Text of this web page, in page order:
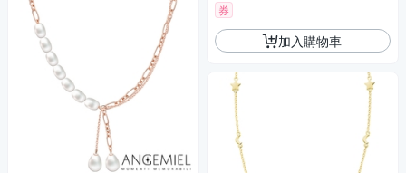
券
加入購物車